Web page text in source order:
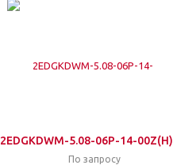
2EDGKDWM-5.08-06P-14-00Z(H)
По запросу